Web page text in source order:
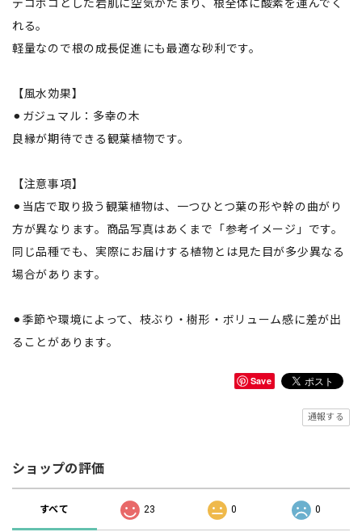
デコボコとした岩肌に空気がたまり、根全体に酸素を運んでく
れる。
軽量なので根の成長促進にも最適な砂利です。
【風水効果】
⚫︎ガジュマル：多幸の木
良縁が期待できる観葉植物です。
【注意事項】
⚫︎当店で取り扱う観葉植物は、一つひとつ葉の形や幹の曲がり
方が異なります。商品写真はあくまで「参考イメージ」です。
同じ品種でも、実際にお届けする植物とは見た目が多少異なる
場合があります。
⚫︎季節や環境によって、枝ぶり・樹形・ボリューム感に差が出
ることがあります。
Save
通報する
ショップの評価
すべて 23 0 0